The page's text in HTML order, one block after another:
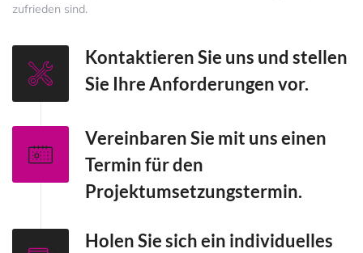
zufrieden sind.
Kontaktieren Sie uns und stellen
Sie Ihre Anforderungen vor.
Vereinbaren Sie mit uns einen
Termin für den
Projektumsetzungstermin.
Holen Sie sich ein individuelles